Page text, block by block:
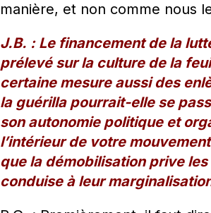
manière, et non comme nous
J.B. : Le financement de la
prélevé sur la culture de la
certaine mesure aussi des
la guérilla pourrait-elle se
son autonomie politique et
l’intérieur de votre
que la démobilisation prive
conduise à leur